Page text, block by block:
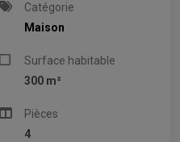
Catégorie
Maison
Surface habitable
300 m²
Pièces
4